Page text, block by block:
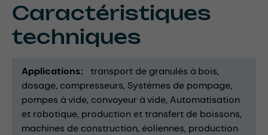
Caractéristiques
techniques
Applications
transport de granulés à bois
dosage compresseurs Systèmes de pompage
pompes à vide convoyeur à vide Automatisation
et robotique production et transfert de boissons
machines de construction éoliennes production